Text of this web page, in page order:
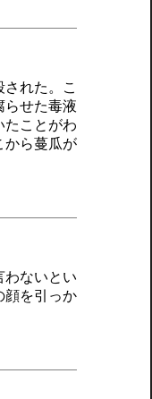
れた。こ
らせた毒液
たことがわ
から蔓瓜が
わないとい
顔を引っか